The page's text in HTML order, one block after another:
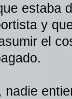
estaba
y
el
nadie